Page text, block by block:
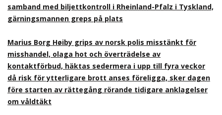
samband med biljettkontroll i Rheinland-Pfalz i Tyskland,
gärningsmannen greps på plats
Marius Borg Høiby grips av norsk polis misstänkt för
misshandel, olaga hot och överträdelse av
kontaktförbud, häktas sedermera i upp till fyra veckor
då risk för ytterligare brott anses föreligga, sker dagen
före starten av rättegång rörande tidigare anklagelser
om våldtäkt